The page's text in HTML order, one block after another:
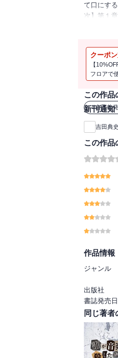
て口にす
次】第１
「俺、
口ぐせ
クーポ
【
フロアで
この作品
#自己啓発
新刊通知
吉田典史
この作品
作品情報
ジャンル
出版社
書誌発売日
同じ著者